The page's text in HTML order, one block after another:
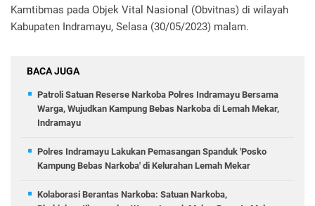
Kamtibmas pada Objek Vital Nasional (Obvitnas) di wilayah
Kabupaten Indramayu, Selasa (30/05/2023) malam.
BACA JUGA
Patroli Satuan Reserse Narkoba Polres Indramayu Bersama
Warga, Wujudkan Kampung Bebas Narkoba di Lemah Mekar,
Indramayu
Polres Indramayu Lakukan Pemasangan Spanduk 'Posko
Kampung Bebas Narkoba' di Kelurahan Lemah Mekar
Kolaborasi Berantas Narkoba: Satuan Narkoba,